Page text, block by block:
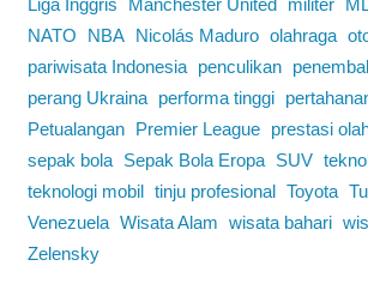
NATO
NBA Nicolás Maduro olahraga
pariwisata Indonesia
penculikan
perang Ukraina
performa tinggi
Petualangan
Premier League prestasi
sepak bola
Sepak Bola Eropa SUV
teknologi mobil tinju profesional Toyota
Venezuela Wisata Alam wisata bahari
Zelensky